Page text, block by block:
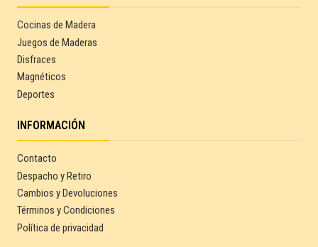
Cocinas de Madera
Juegos de Maderas
Disfraces
Magnéticos
Deportes
INFORMACIÓN
Contacto
Despacho y Retiro
Cambios y Devoluciones
Términos y Condiciones
Política de privacidad